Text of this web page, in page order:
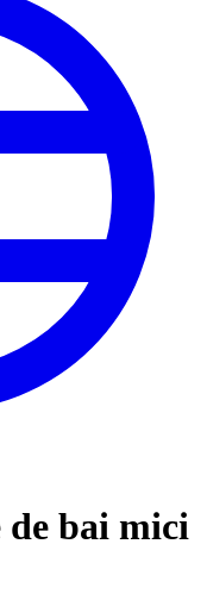
de bai mici